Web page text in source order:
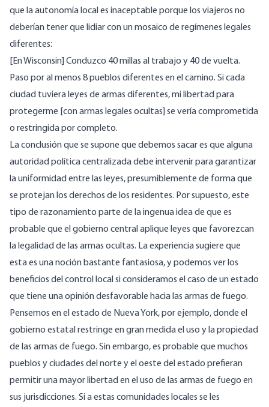
que la autonomía local es inaceptable porque los viajeros no
deberían tener que lidiar con un mosaico de regímenes legales
diferentes:
[En Wisconsin] Conduzco 40 millas al trabajo y 40 de vuelta.
Paso por al menos 8 pueblos diferentes en el camino. Si cada
ciudad tuviera leyes de armas diferentes, mi libertad para
protegerme [con armas legales ocultas] se vería comprometida
o restringida por completo.
La conclusión que se supone que debemos sacar es que alguna
autoridad política centralizada debe intervenir para garantizar
la uniformidad entre las leyes, presumiblemente de forma que
se protejan los derechos de los residentes. Por supuesto, este
tipo de razonamiento parte de la ingenua idea de que es
probable que el gobierno central aplique leyes que favorezcan
la legalidad de las armas ocultas. La experiencia sugiere que
esta es una noción bastante fantasiosa, y podemos ver los
beneficios del control local si consideramos el caso de un estado
que tiene una opinión desfavorable hacia las armas de fuego.
Pensemos en el estado de Nueva York, por ejemplo, donde el
gobierno estatal restringe en gran medida el uso y la propiedad
de las armas de fuego. Sin embargo, es probable que muchos
pueblos y ciudades del norte y el oeste del estado prefieran
permitir una mayor libertad en el uso de las armas de fuego en
sus jurisdicciones. Si a estas comunidades locales se les